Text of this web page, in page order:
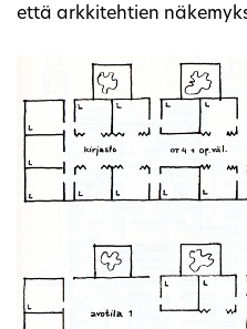
että arkkitehtien